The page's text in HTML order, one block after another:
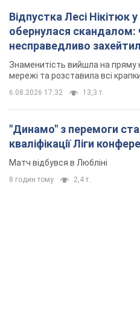
Відпустка Лесі Нікітюк
обернулася скандалом:
несправедливо
Знаменитість вийшла на пряму
мережі та розставила всі
6.08.2026 17:32 13,3 т.
"Динамо" з перемоги
кваліфікації Ліги
Матч відбувся в Любліні
8 годин тому 2,4 т.